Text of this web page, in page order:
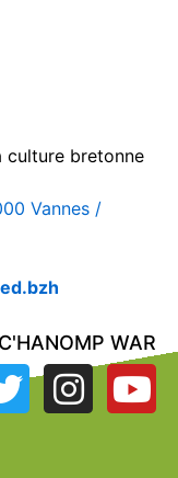
culture bretonne
Vannes /
WAR